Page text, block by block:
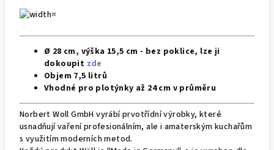
Ø 28 cm, výška 15,5 cm - bez poklice, lze ji
dokoupit zde
Objem 7,5 litrů
Vhodné pro plotýnky až 24cm v průměru
Norbert Woll GmbH vyrábíprvotřídní výrobky, které
usnadňujívaření profesionálním, ale i amaterským kuchařům
s využitím moderních metod.